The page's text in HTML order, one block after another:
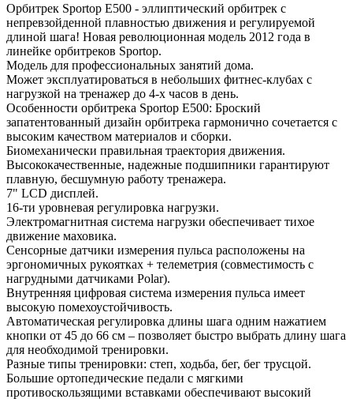
Орбитрек Sportop E500 - эллиптический орбитрек с
непревзойденной плавностью движения и регулируемой
длиной шага! Новая революционная модель 2012 года в
линейке орбитреков Sportop.
Модель для профессиональных занятий дома.
Может эксплуатироваться в небольших фитнес-клубах с
нагрузкой на тренажер до 4-х часов в день.
Особенности орбитрека Sportop E500: Броский
запатентованный дизайн орбитрека гармонично сочетается с
высоким качеством материалов и сборки.
Биомеханически правильная траектория движения.
Высококачественные, надежные подшипники гарантируют
плавную, бесшумную работу тренажера.
7" LCD дисплей.
16-ти уровневая регулировка нагрузки.
Электромагнитная система нагрузки обеспечивает тихое
движение маховика.
Сенсорные датчики измерения пульса расположены на
эргономичных рукоятках + телеметрия (совместимость с
нагрудными датчиками Polar).
Внутренняя цифровая система измерения пульса имеет
высокую помехоустойчивость.
Автоматическая регулировка длины шага одним нажатием
кнопки от 45 до 66 см – позволяет быстро выбрать длину шага
для необходимой тренировки.
Разные типы тренировки: степ, ходьба, бег, бег трусцой.
Большие ортопедические педали с мягкими
противоскользящими вставками обеспечивают высокий